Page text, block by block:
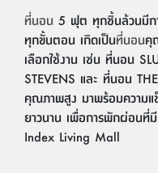
ที่นอน 5 ฟุต ทุกชิ้นล้วนมีก
ทุกขั้นตอน เกิดเป็นที่นอนคุ
เลือกใช้งาน เช่น ที่นอน
STEVENS และ ที่นอน
คุณภาพสูง มาพร้อมความแ
ยาวนาน เพื่อการพักผ่อน
Index Living Mall